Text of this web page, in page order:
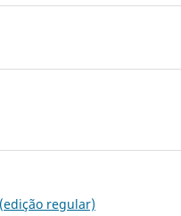
regular)